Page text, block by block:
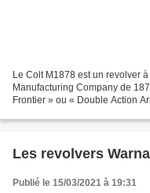
Le Colt M1878 est un revolver
Manufacturing Company de
Frontier » ou « Double Action
Les revolvers
Publié le 15/03/2021 à 19:31